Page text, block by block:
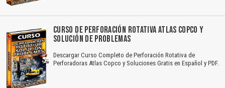
CURSO DE PERFORACIÓN ROTATIVA ATLAS COPCO Y
SOLUCIÓN DE PROBLEMAS
Descargar Curso Completo de Perforación Rotativa de
Perforadoras Atlas Copco y Soluciones Gratis en Español y PDF.